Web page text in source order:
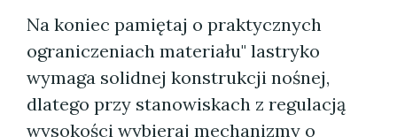
Na koniec pamiętaj o praktycznych
ograniczeniach materiału" lastryko
wymaga solidnej konstrukcji nośnej,
dlatego przy stanowiskach z regulacją
wysokości wybieraj mechanizmy o